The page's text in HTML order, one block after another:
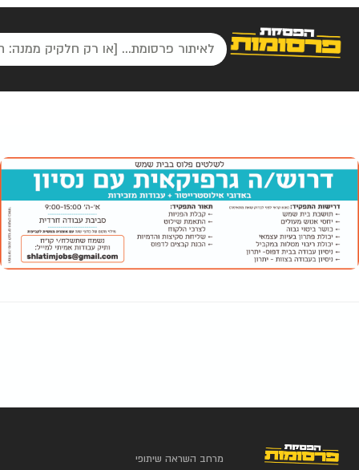
מרחב השראה שיתופי